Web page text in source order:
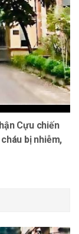
Cựu chiến
bị nhiễm,